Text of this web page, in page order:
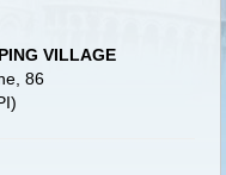
VILLAGE
86